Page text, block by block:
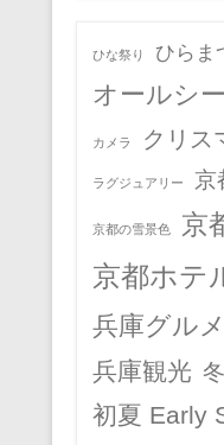
ひな祭り ひらま
オールシ
カメラ クリス
ラグジュアリー 京
京都の雪景色 京
京都ホテ
兵庫グルメ
兵庫観光
初夏 Early